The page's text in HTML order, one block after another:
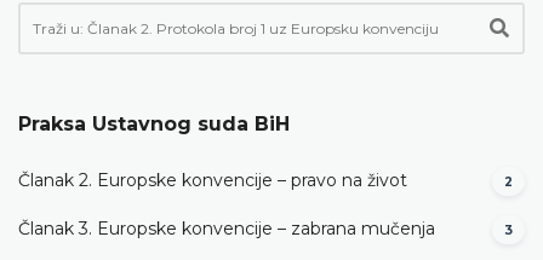
Praksa Ustavnog suda BiH
Članak 2. Europske konvencije – pravo na život 2
Članak 3. Europske konvencije – zabrana mučenja 3